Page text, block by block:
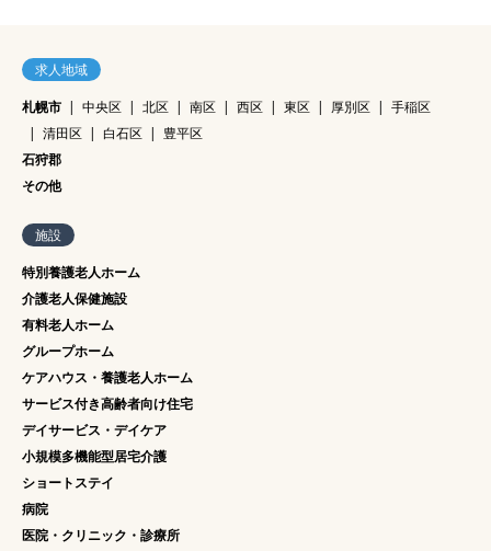
求人地域
札幌市
中央区 北区 南区 西区 東区 厚別区
手稲区
清田区
白石区
豊平区
石狩郡
その他
施設
特別養護老人ホーム
介護老人保健施設
有料老人ホーム
グループホーム
ケアハウス・養護老人ホーム
サービス付き高齢者向け住宅
デイサービス・デイケア
小規模多機能型居宅介護
ショートステイ
病院
医院・クリニック・診療所